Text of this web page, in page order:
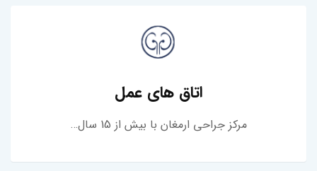
اتاق های عمل
مرکز جراحی ارمغان با بیش از 15 سال…